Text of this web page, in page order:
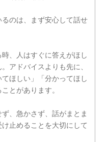
のは、まず安心して話せ
、人はすぐに答えがほし
アドバイスよりも先に、
てほしい」「分かってほし
とがあります。
、急かさず、話がまとま
止めることを大切にして